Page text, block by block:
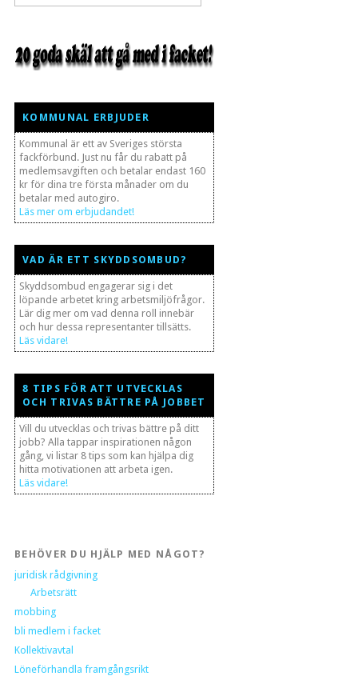
KOMMUNAL ERBJUDER
Kommunal är ett av Sveriges största
fackförbund. Just nu får du rabatt på
medlemsavgiften och betalar endast 160
kr för dina tre första månader om du
betalar med autogiro.
Läs mer om erbjudandet!
VAD ÄR ETT SKYDDSOMBUD?
Skyddsombud engagerar sig i det
löpande arbetet kring arbetsmiljöfrågor.
Lär dig mer om vad denna roll innebär
och hur dessa representanter tillsätts.
Läs vidare!
8 TIPS FÖR ATT UTVECKLAS
OCH TRIVAS BÄTTRE PÅ JOBBET
Vill du utvecklas och trivas bättre på ditt
jobb? Alla tappar inspirationen någon
gång, vi listar 8 tips som kan hjälpa dig
hitta motivationen att arbeta igen.
Läs vidare!
BEHÖVER DU HJÄLP MED NÅGOT?
juridisk rådgivning
Arbetsrätt
mobbing
bli medlem i facket
Kollektivavtal
Löneförhandla framgångsrikt